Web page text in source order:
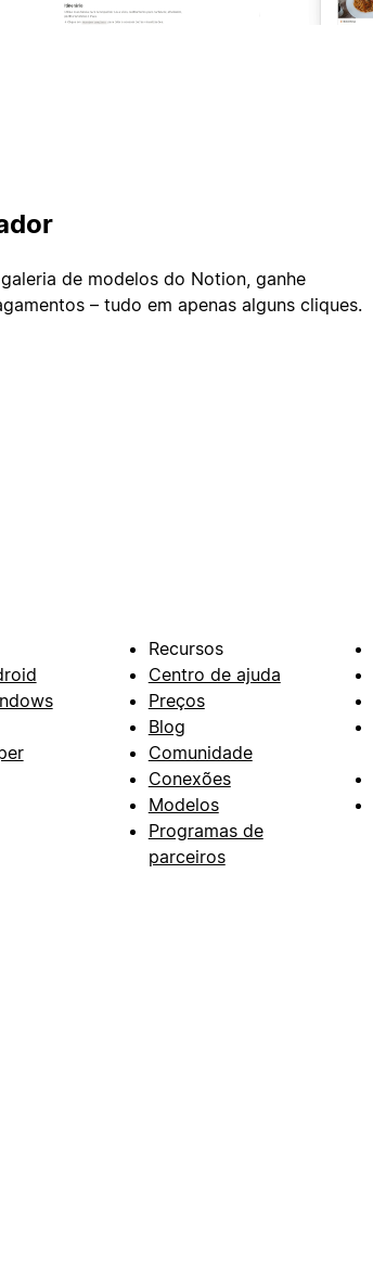
de modelos do Notion, ganhe
– tudo em apenas alguns cliques.
Recursos
Centro de ajuda
Preços
Blog
Comunidade
Conexões
Modelos
Programas de
parceiros